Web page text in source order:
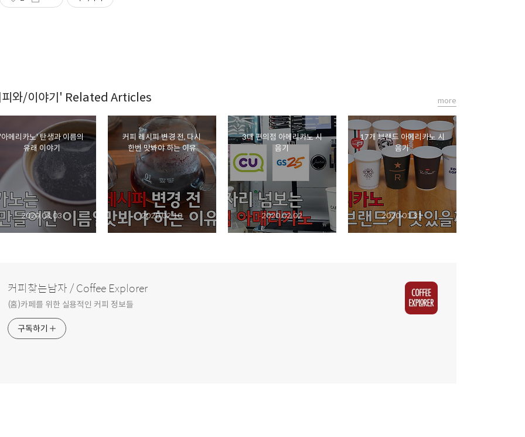
와/이야기' Related Articles
'아메리카노' 탄생과 이름의
유래 이야기
2020.03.03
커피 레시피 변경 전, 다시
한번 맛봐야 하는 이유
2020.02.10
3대 편의점 아메리카노 시
음기
2020.02.02
17개 브랜드 아메리카노 시
음기
2020.01.31
more
커피찾는남자 / Coffee Explorer
(홈)카페를 위한 실용적인 커피 정보들
구독하기